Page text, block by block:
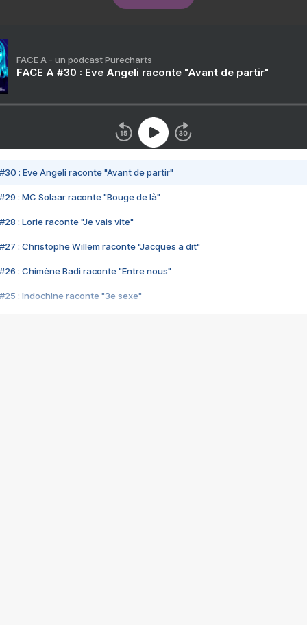
FACE A - un podcast Purecharts
FACE A #30 : Eve Angeli raconte "Avant de partir"
#30 : Eve Angeli raconte "Avant de partir"
#29 : MC Solaar raconte "Bouge de là"
#28 : Lorie raconte "Je vais vite"
#27 : Christophe Willem raconte "Jacques a dit"
#26 : Chimène Badi raconte "Entre nous"
#25 : Indochine raconte "3e sexe"